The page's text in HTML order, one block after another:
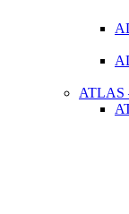
ATLAS